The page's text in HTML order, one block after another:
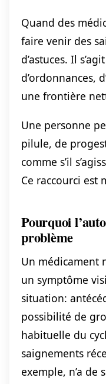
Quand des
faire venir des
d’astuces. Il
d’ordonnances,
une frontière
Une personne
pilule, de
comme s’il
Ce raccourci est
Pourquoi
problème
Un médicament
un symptôme
situation:
possibilité de
habituelle du
saignements
exemple, n’a de